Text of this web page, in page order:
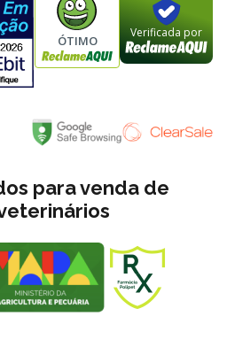
ÓTIMO Verificada por
para venda de